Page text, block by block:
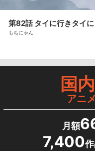
第82話 タイに行きタイに
もちにゃん
国
アニ
月額
7,400